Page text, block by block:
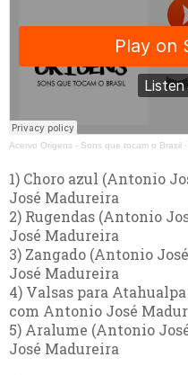
Acervo Origens - Sons que tocam o Brasil ·
1) Choro azul (Antonio
José Madureira
2) Rugendas (Antonio
José Madureira
3) Zangado (Antonio
José Madureira
4) Valsas para
com Antonio José
5) Aralume (Antonio
José Madureira